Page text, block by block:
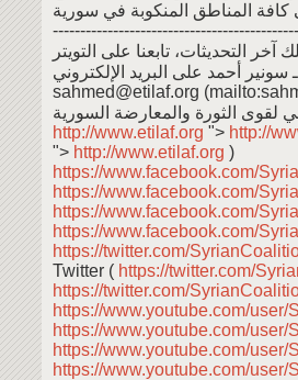
سونير أحمد على البريد الإلكتروني:
sahmed@etilaf.org
لقوى الثورة والمعارضة السورية
http://www.etilaf.org "> http://
"> http://www.etilaf.org )
https://www.facebook.com/
https://www.facebook.com/
https://www.facebook.com/
https://www.facebook.com/
https://twitter.com/
Twitter ( https://twitter.com/
https://twitter.com/
https://www.youtube.com/user/
https://www.youtube.com/user/
https://www.youtube.com/user/
https://www.youtube.com/user/